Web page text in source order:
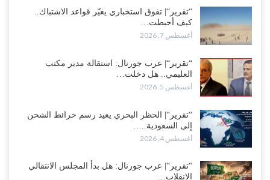
الوطن” تبدأ الانتشار..!
أغسطس 5, 2026
خلافات الرواتب تشعل مواجهة داخل معسكر التحالف… والإصلاح يصعّد
في جبهات مأرب وتعز والضالع..!
أغسطس 5, 2026
تعميد الشهادات يشعل غضباً واسعاً..!
أغسطس 5, 2026
ملفات المال والنفط..!
“تقرير“| تفوق استخباري يغيّر قواعد الاشتباك..
كيف أحبطت…
أغسطس 7, 2026
“تقرير“| عرب جورنال: استقالة مدير مكتب
العليمي.. هل دخلت…
أغسطس 5, 2026
“تقرير“| الحظر البحري يعيد رسم خرائط الشحن
إلى السعودية..…
أغسطس 4, 2026
“تقرير“| عرب جورنال: هل بدأ المجلس الانتقالي
الانقلاب…